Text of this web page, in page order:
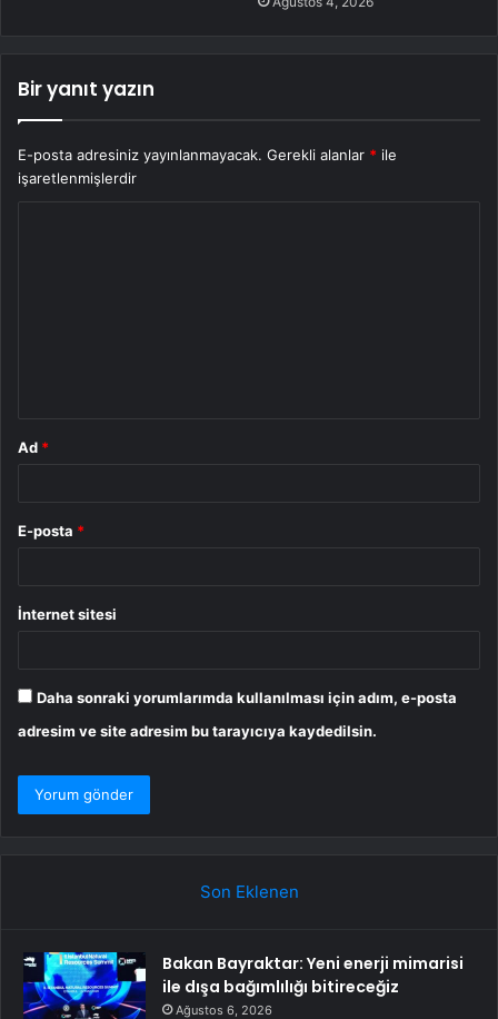
Bir yanıt yazın
E-posta adresiniz yayınlanmayacak. Gerekli alanlar * ile
işaretlenmişlerdir
Ad *
E-posta *
İnternet sitesi
Daha sonraki yorumlarımda kullanılması için adım, e-posta
adresim ve site adresim bu tarayıcıya kaydedilsin.
Son Eklenen
Bakan Bayraktar: Yeni enerji mimarisi
ile dışa bağımlılığı bitireceğiz
Ağustos 6, 2026